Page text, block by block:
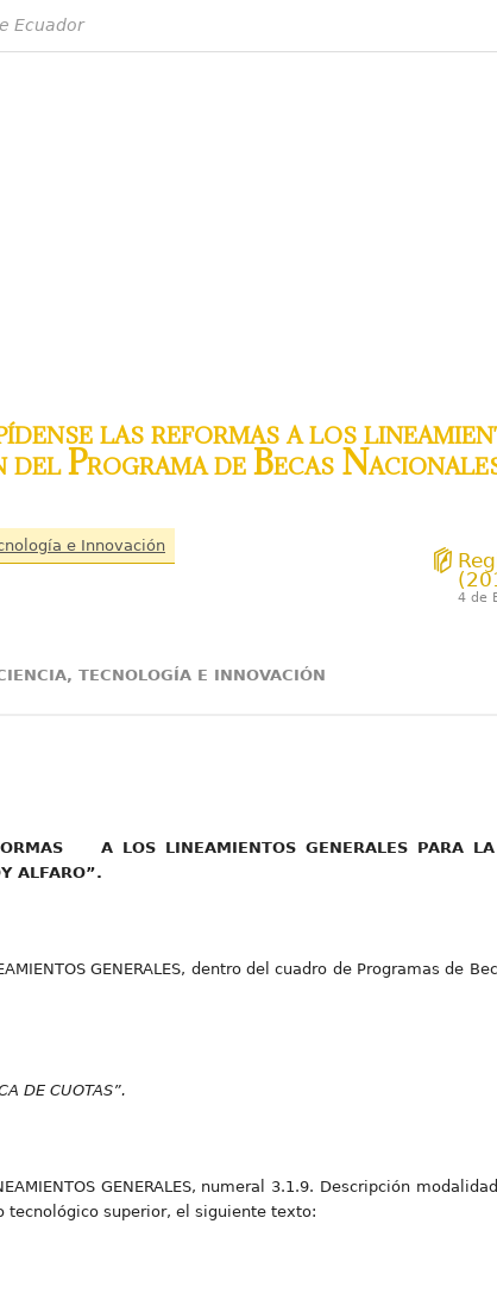
Ecuador
las reformas a los
del Programa de Becas
e Innovación
4 de
TECNOLOGÍA E INNOVACIÓN
A LOS LINEAMIENTOS GENERALES PARA LA
ALFARO”.
GENERALES, dentro del cuadro de Programas de
DE CUOTAS”.
GENERALES, numeral 3.1.9. Descripción
tecnológico superior, el siguiente texto: